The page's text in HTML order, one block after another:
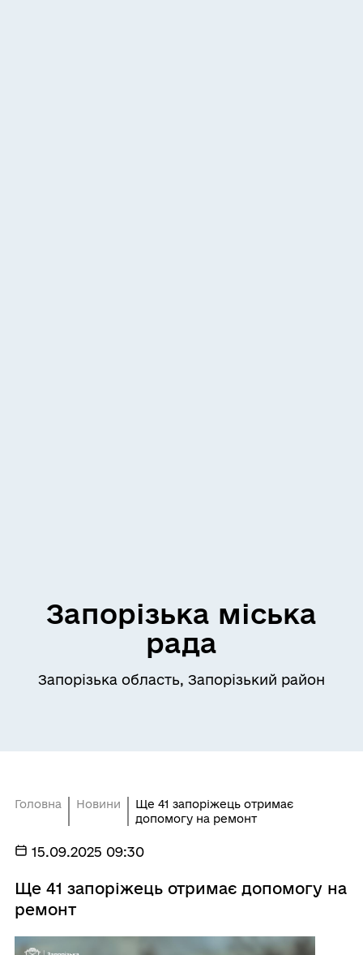
Запорізька міська
рада
Запорізька область, Запорізький район
Головна Новини
Ще 41 запоріжець отримає
допомогу на ремонт
15.09.2025 09:30
Ще 41 запоріжець отримає допомогу на
ремонт